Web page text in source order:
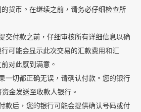
货币。在继续之前，请务必仔细检查所
交付款之前，仔细审核所有详细信息以确
可能会显示此次交易的汇款费用和汇
对此感到满意。
一切都正确无误，请确认付款。您的银行
金发送至收款人银行。
款后，您的银行可能会提供确认号码或付